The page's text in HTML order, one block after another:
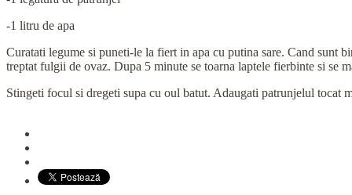
-1 litru de apa
Curatati legume si puneti-le la fiert in apa cu putina sare. Cand sunt
treptat fulgii de ovaz. Dupa 5 minute se toarna laptele fierbinte si se
Stingeti focul si dregeti supa cu oul batut. Adaugati patrunjelul tocat